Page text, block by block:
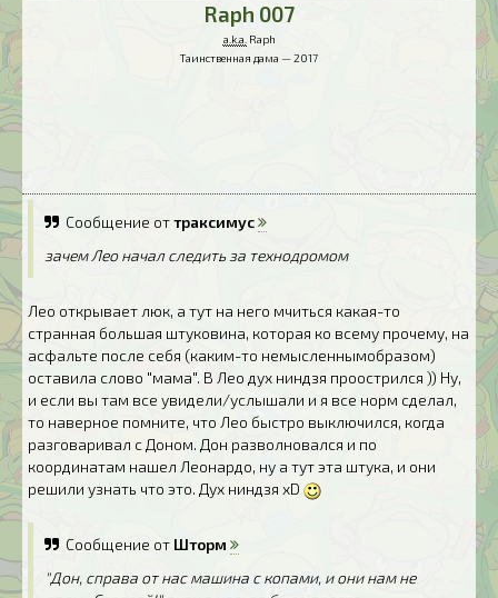
Raph 007
a.k.a. Raph
Таинственная дама — 2017
Сообщение оттраксимус
зачем Лео начал следить за технодромом
Лео открывает люк, а тут на него мчиться какая-то
странная большая штуковина, которая ко всему прочему, на
асфальте после себя (каким-то немысленнымобразом)
оставила слово "мама". В Лео дух ниндзя проострился )) Ну,
и если вы там все увидели/услышали и я все норм сделал,
то наверное помните, что Лео быстро выключился, когда
разговаривал с Доном. Дон разволновался и по
координатам нашел Леонардо, ну а тут эта штука, и они
решили узнать что это. Дух ниндзя xD
Сообщение от Шторм
"Дон, справа от нас машина с копами, и они нам не